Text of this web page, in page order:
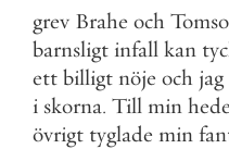
grev Brahe och
barnsligt infall kan
ett billigt nöje och jag
i skorna. Till min
övrigt tyglade min